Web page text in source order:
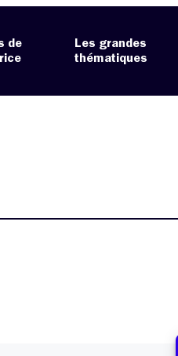
de
Les grandes
thématiques